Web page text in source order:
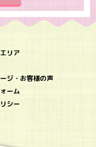
リア
ジ・お客様の声
ーム
シー